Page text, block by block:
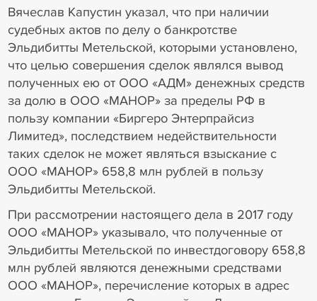
Вячеслав Капустин указал, что при наличии
судебных актов по делу о банкротстве
Эльдибитты Метельской, которыми установлено,
что целью совершения сделок являлся вывод
полученных ею от ООО «АДМ» денежных средств
за долю в ООО «МАНОР» за пределы РФ в
пользу компании «Биргеро Энтерпрайсиз
Лимитед», последствием недействительности
таких сделок не может являться взыскание с
ООО «МАНОР» 658,8 млн рублей в пользу
Эльдибитты Метельской.
При рассмотрении настоящего дела в 2017 году
ООО «МАНОР» указывало, что полученные от
Эльдибитты Метельской по инвестдоговору 658,8
млн рублей являются денежными средствами
ООО «МАНОР», перечисление которых в адрес